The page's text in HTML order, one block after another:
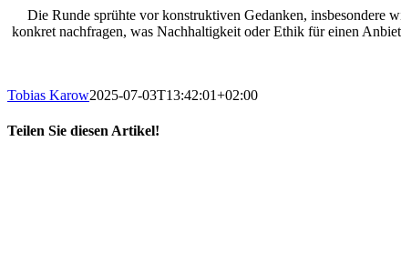
Die Runde sprühte vor konstruktiven Gedanken, insbesondere
konkret nachfragen, was Nachhaltigkeit oder Ethik für einen
Tobias Karow2025-07-03T13:42:01+02:00
Teilen Sie diesen Artikel!